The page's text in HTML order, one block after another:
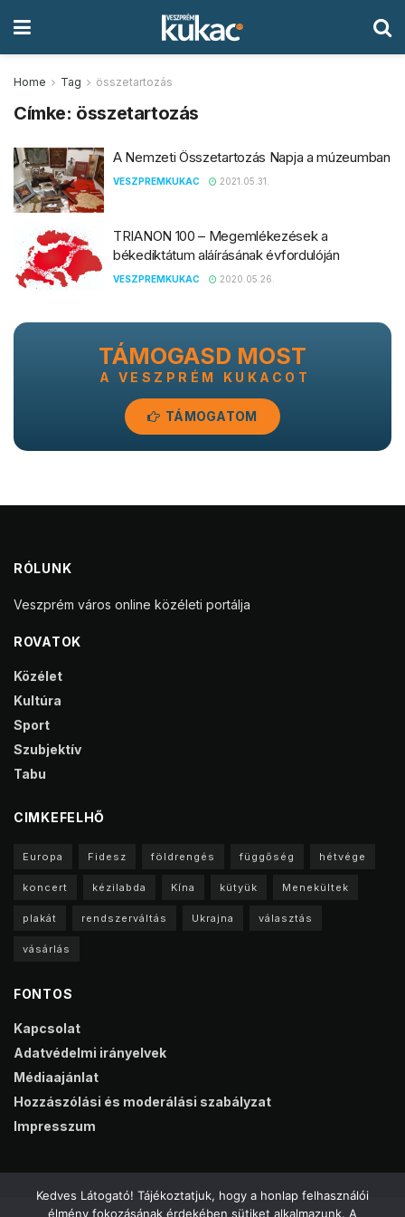
Home Tag összetartozás
Címke: összetartozás
A Nemzeti Összetartozás Napja a múzeumban
VESZPREMKUKAC 2021.05.31.
TRIANON 100 – Megemlékezések a
békediktátum aláírásának évfordulóján
VESZPREMKUKAC 2020.05.26.
TÁMOGASD MOST
A VESZPRÉM KUKACOT
TÁMOGATOM
RÓLUNK
Veszprém város online közéleti portálja
ROVATOK
Közélet
Kultúra
Sport
Szubjektív
Tabu
CIMKEFELHŐ
Europa Fidesz földrengés függőség hétvége
koncert kézilabda Kína kütyük Menekültek
plakát rendszerváltás Ukrajna választás
vásárlás
FONTOS
Kapcsolat
Adatvédelmi irányelvek
Médiaajánlat
Hozzászólási és moderálási szabályzat
Impresszum
Kedves Látogató! Tájékoztatjuk, hogy a honlap felhasználói
élmény fokozásának érdekében sütiket alkalmazunk. A